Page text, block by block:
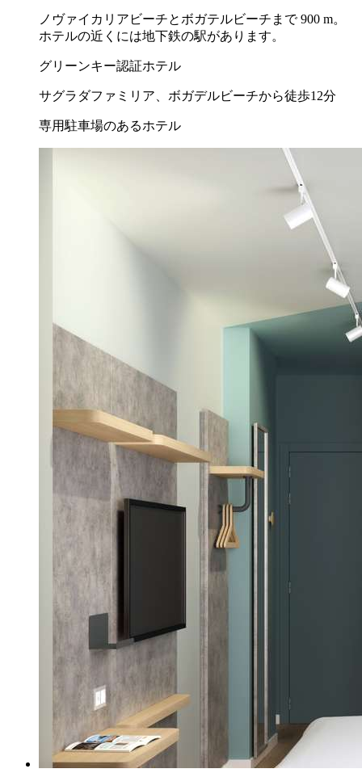
ノヴァイカリアビーチとボガテルビーチまで 900 m。
ホテルの近くには地下鉄の駅があります。
グリーンキー認証ホテル
サグラダファミリア、ボガデルビーチから徒歩12分
専用駐車場のあるホテル